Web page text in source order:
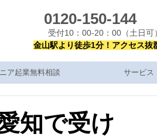
受付10：00-20：00（土日可）
0120-150-144
金山駅より徒歩1分！アクセス抜
ア起業無料相談 サービス
知で受け